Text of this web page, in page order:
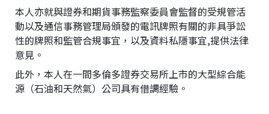
本人亦就與證券和期貨事務監察委員會監督的受規管活
動以及通信事務管理局頒發的電訊牌照有關的非具爭訟
性的牌照和監管合規事宜，以及資料私隱事宜,提供法律
意見。
此外，本人在一間多倫多證券交易所上市的大型綜合能
源（石油和天然氣）公司具有借調經驗。